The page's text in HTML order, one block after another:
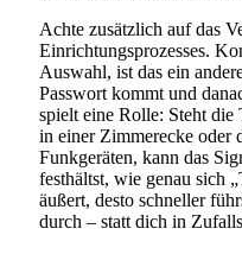
Achte zusätzlich auf das
Einrichtungsprozesses.
Auswahl, ist das ein
Passwort kommt und
spielt eine Rolle: Steht die
in einer Zimmerecke oder
Funkgeräten, kann das
festhältst, wie genau sich
äußert, desto schneller
durch – statt dich in